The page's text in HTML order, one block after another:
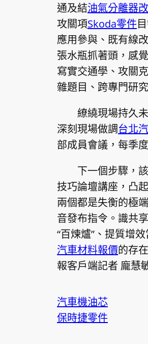
通及結油氣分離器
攻關項Skoda零件
應用參與、既有線
張水瓶抓著頭，感
寫實交通學、攻關
雜題目、跨專門研
繚繞現場持久
深刻現場做調台北
部成員會議，每季
下一個步驟，
技巧論壇講座，凸
兩個都是失衡的極
音發布指令。識共
“百煉爐”、提質增
汽車材料報價的存
報客戶端記者 龐慧
汽車機油芯
保時捷零件